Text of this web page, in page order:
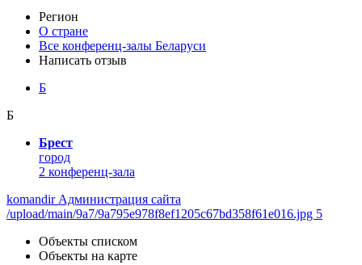
Регион
О стране
Все конференц-залы Беларуси
Написать отзыв
Б
Б
Брест
город
2 конференц-зала
komandir Администрация сайта
/upload/main/9a7/9a795e978f8ef1205c67bd358f61e016.jpg 5
Объекты списком
Объекты на карте